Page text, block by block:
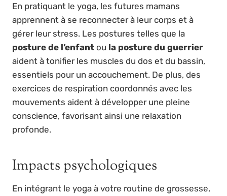
En pratiquant le yoga, les futures mamans
apprennent à se reconnecter à leur corps et à
gérer leur stress. Les postures telles que la
posture de l’enfant ou la posture du guerrier
aident à tonifier les muscles du dos et du bassin,
essentiels pour un accouchement. De plus, des
exercices de respiration coordonnés avec les
mouvements aident à développer une pleine
conscience, favorisant ainsi une relaxation
profonde.
Impacts psychologiques
En intégrant le yoga à votre routine de grossesse,